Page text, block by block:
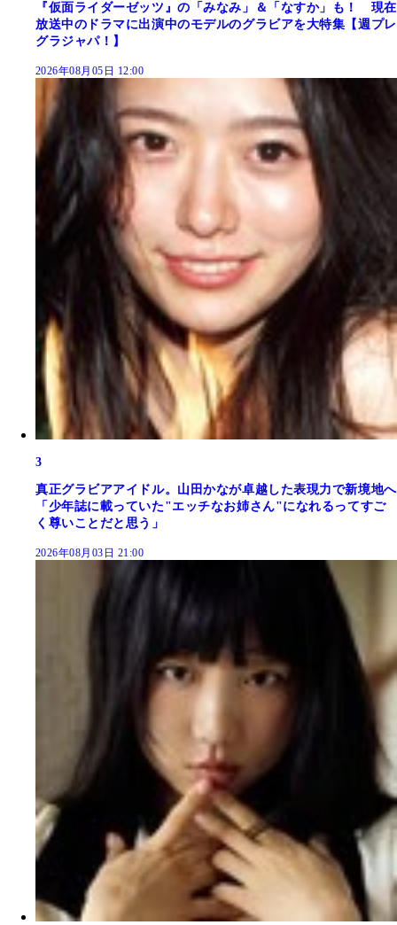
『仮面ライダーゼッツ』の「みなみ」＆「なすか」も！ 現在
放送中のドラマに出演中のモデルのグラビアを大特集【週プレ
グラジャパ！】
2026年08月05日 12:00
3
真正グラビアアイドル。山田かなが卓越した表現力で新境地へ
「少年誌に載っていた"エッチなお姉さん"になれるってすご
く尊いことだと思う」
2026年08月03日 21:00